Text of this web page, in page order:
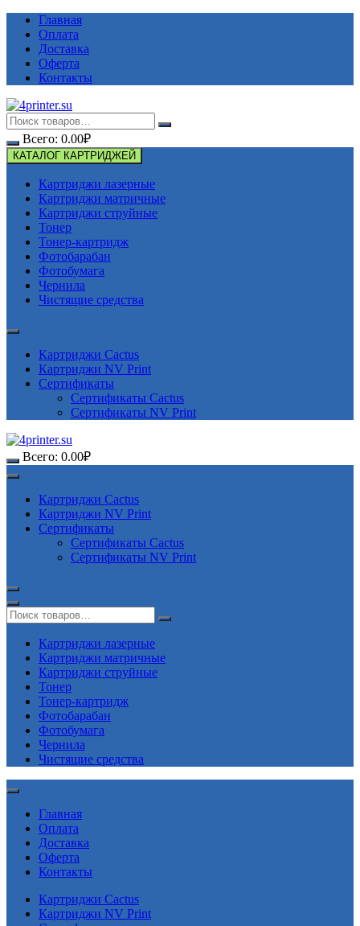
Перейти
содержимому
Главная
Оплата
Доставка
Оферта
Контакты
Всего: 0.00₽
КАТАЛОГ КАРТРИДЖЕЙ
Картриджи лазерные
Картриджи матричные
Картриджи струйные
Тонер
Тонер-картридж
Фотобарабан
Фотобумага
Чернила
Чистящие средства
Картриджи Cactus
Картриджи NV Print
Сертификаты
Сертификаты Cactus
Сертификаты NV Print
Всего: 0.00₽
Картриджи Cactus
Картриджи NV Print
Сертификаты
Сертификаты Cactus
Сертификаты NV Print
Картриджи лазерные
Картриджи матричные
Картриджи струйные
Тонер
Тонер-картридж
Фотобарабан
Фотобумага
Чернила
Чистящие средства
Главная
Оплата
Доставка
Оферта
Контакты
Картриджи Cactus
Картриджи NV Print